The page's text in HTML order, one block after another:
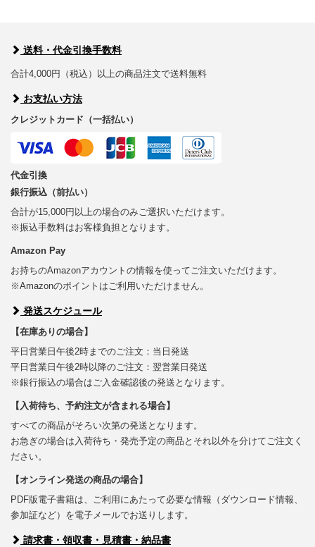
送料・代金引換手数料
合計4,000円（税込）以上の商品注文で送料無料
お支払い方法
クレジットカード（一括払い）
代金引換
銀行振込（前払い）
合計が15,000円以上の場合のみご選択いただけます。
※振込手数料はお客様負担となります。
Amazon Pay
お持ちのAmazonアカウントの情報を使ってご注文いただけます。
※Amazonのポイントはご利用いただけません。
発送スケジュール
【在庫ありの場合】
平日営業日午後2時までのご注文：当日発送
平日営業日午後2時以降のご注文：翌営業日発送
※銀行振込の場合はご入金確認後の発送となります。
【入荷待ち、予約注文が含まれる場合】
すべての商品がそろい次第の発送となります。
お急ぎの場合は入荷待ち・発売予定の商品とそれ以外を分けてご注文く
ださい。
【オンライン発送の商品の場合】
PDF版電子書籍は、ご利用にあたって必要な情報（ダウンロード情報、
参加証など）を電子メールでお送りします。
請求書・領収書・見積書・納品書